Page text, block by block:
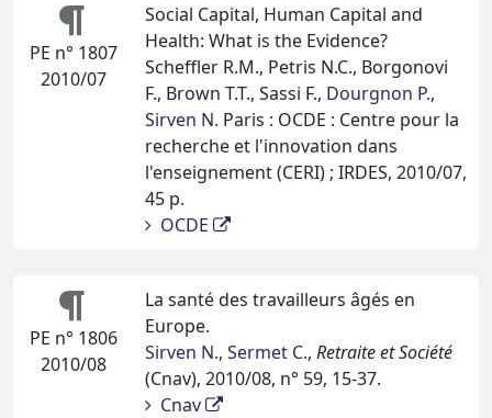
PE n° 1807
2010/07
Social Capital, Human Capital and
Health: What is the Evidence?
Scheffler R.M., Petris N.C., Borgonovi
F., Brown T.T., Sassi F., Dourgnon P.,
Sirven N. Paris : OCDE : Centre pour la
recherche et l'innovation dans
l'enseignement (CERI) ; IRDES, 2010/07,
45 p.
OCDE
PE n° 1806
2010/08
La santé des travailleurs âgés en
Europe.
Sirven N., Sermet C., Retraite et Société
(Cnav), 2010/08, n° 59, 15-37.
Cnav